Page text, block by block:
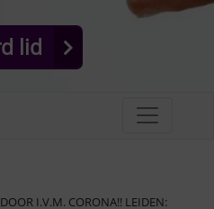
lid
I.V.M. CORONA!! LEIDEN: